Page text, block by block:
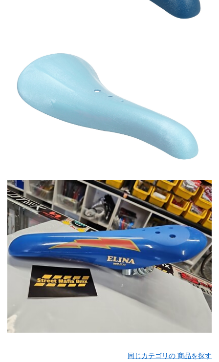
同じカテゴリの 商品を探す